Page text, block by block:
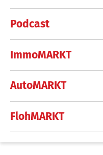
Podcast
ImmoMARKT
AutoMARKT
FlohMARKT